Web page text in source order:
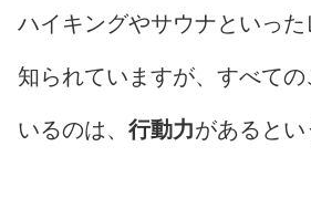
ハイキングやサウナといった
知られていますが、すべて
いるのは、 行動力があるとい